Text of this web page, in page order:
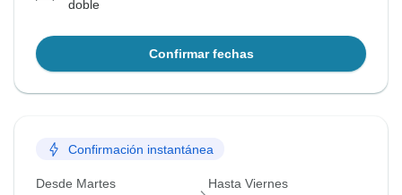
doble
Confirmar fechas
Confirmación instantánea
Desde Martes Hasta Viernes